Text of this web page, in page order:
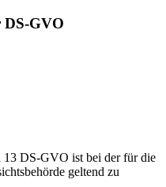
DS-GVO
13 DS-GVO ist bei der für die
geltend zu